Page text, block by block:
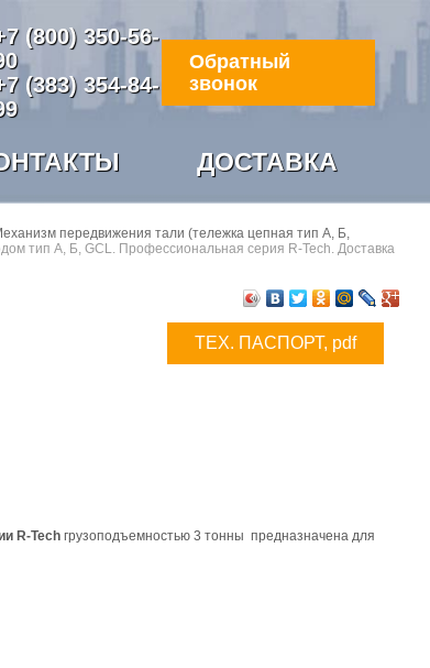
(800) 350-56-
(383) 354-84-
Обратный
звонок
ДОСТАВКА
передвижения тали (тележка цепная тип А, Б,
тип А, Б, GCL. Профессиональная серия R-Tech. Доставка
R-Tech грузоподъемностью 3 тонны предназначена для
ТЕХ. ПАСПОРТ, pdf